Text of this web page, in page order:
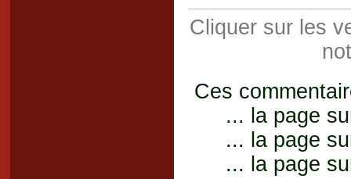
Cliquer sur les
Ces
... la page
... la page
... la page